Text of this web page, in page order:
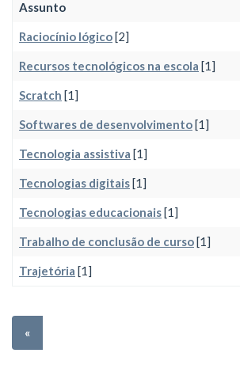
Assunto
Raciocínio lógico[2]
Recursos tecnológicos na escola [1]
Scratch [1]
Softwares de desenvolvimento[1]
Tecnologia assistiva [1]
Tecnologias digitais[1]
Tecnologias educacionais[1]
Trabalho de conclusão de curso[1]
Trajetória [1]
«